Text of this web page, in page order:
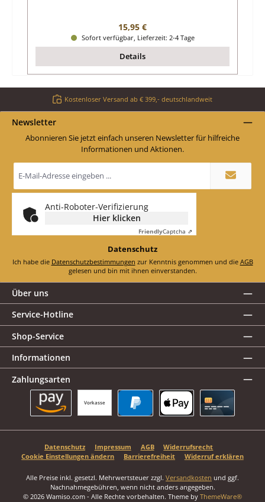
Regulärer Preis:
15,95 €
Sofort verfügbar, Lieferzeit: 2-4 Tage
Details
Kostenloser Versand ab € 399,- deutschlandweit
Newsletter
Abonnieren Sie jetzt einfach unseren Newsletter für hilfreiche
Informationen und Aktionen.
Mail-
*
Anti-Roboter-Verifizierung
Hier klicken
FriendlyCaptcha ⇗
Datenschutz
Ich habe die Datenschutzbestimmungen zur Kenntnis genommen und die AGB
gelesen und bin mit ihnen einverstanden.
Über uns
Service-Hotline
Shop-Service
Informationen
Zahlungsarten
Vorkasse
Datenschutz Impressum AGB
Widerrufsrecht
Cookie Einstellungen ändern
Barrierefreiheit Widerruf erklären
Alle Preise inkl. gesetzl. Mehrwertsteuer zzgl. Versandkosten und ggf.
Nachnahmegebühren, wenn nicht anders angegeben.
© 2026 Wamiso.com - Alle Rechte vorbehalten. Theme by ThemeWare®